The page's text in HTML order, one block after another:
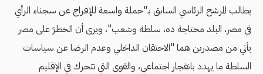
يطالب المرشح الرئاسي السابق بـ"حملة واسعة للإفراج عن سجناء الرأي
في مصر، البلد محتاجة ده، سلطة وشعب"، ويرى أن الخطرَ على مصر
يأتي من مصدرين هما "الاحتقان الداخلي وعدم الرضا عن سياسات
السلطة ما يهدد بانفجار اجتماعي، والقوى التي تتحرك في الإقليم